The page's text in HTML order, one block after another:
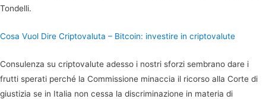
Tondelli.
Cosa Vuol Dire Criptovaluta – Bitcoin: investire in criptovalute
Consulenza su criptovalute adesso i nostri sforzi sembrano dare i
frutti sperati perché la Commissione minaccia il ricorso alla Corte di
giustizia se in Italia non cessa la discriminazione in materia di